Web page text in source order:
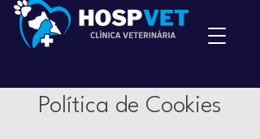
Política de Cookies